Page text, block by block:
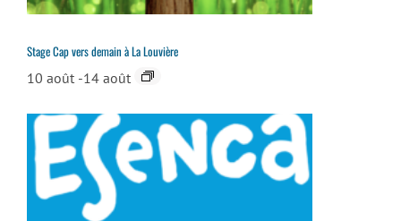
Stage Cap vers demain à La Louvière
10 août -14 août